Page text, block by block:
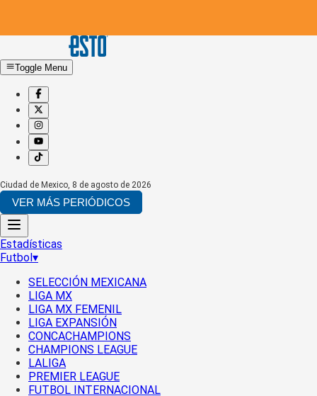
Toggle Menu
Ciudad de Mexico, 8 de agosto de 2026
VER MÁS PERIÓDICOS
Estadísticas
Futbol▾
SELECCIÓN MEXICANA
LIGA MX
LIGA MX FEMENIL
LIGA EXPANSIÓN
CONCACHAMPIONS
CHAMPIONS LEAGUE
LALIGA
PREMIER LEAGUE
FUTBOL INTERNACIONAL